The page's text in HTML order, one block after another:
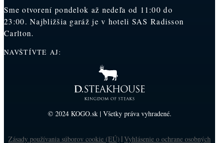
Sme otvorení pondelok až nedeľa od 11:00 do
23:00. Najbližšia garáž je v hoteli SAS Radisson
Carlton.
NAVŠTÍVTE AJ:
© 2024 KOGO.sk | Všetky práva vyhradené.
Zásady používania súborov cookie (EÚ) Vyhlásenie o ochrane osobných